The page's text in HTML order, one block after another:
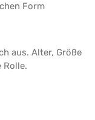
Form
aus. Alter, Größe
Rolle.